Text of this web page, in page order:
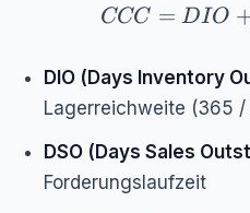
CCC = DIO +
CCC = D IO
DIO (Days Inventory
Lagerreichweite (365
DSO (Days Sales
Forderungslaufzeit